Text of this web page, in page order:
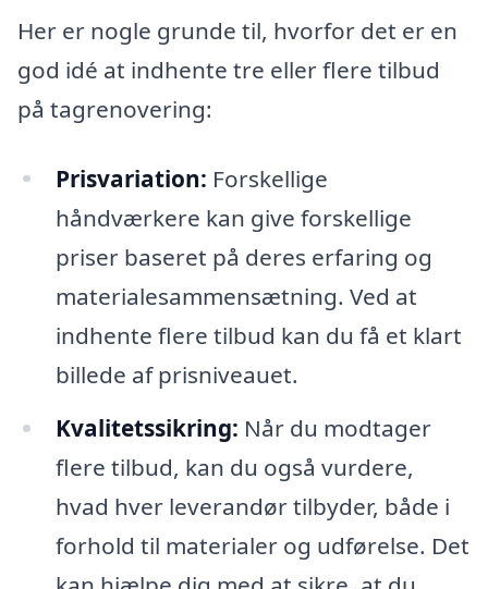
Her er nogle grunde til, hvorfor det er en
god idé at indhente tre eller flere tilbud
på tagrenovering:
Prisvariation: Forskellige
håndværkere kan give forskellige
priser baseret på deres erfaring og
materialesammensætning. Ved at
indhente flere tilbud kan du få et klart
billede af prisniveauet.
Kvalitetssikring: Når du modtager
flere tilbud, kan du også vurdere,
hvad hver leverandør tilbyder, både i
forhold til materialer og udførelse. Det